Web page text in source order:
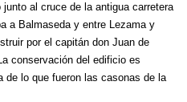
junto al cruce de la antigua carretera
a Balmaseda y entre Lezama y
por el capitán don Juan de
conservación del edificio es
de lo que fueron las casonas de la